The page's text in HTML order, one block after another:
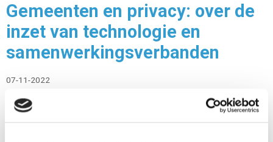
Gemeenten en privacy: over de
inzet van technologie en
samenwerkingsverbanden
07-11-2022
Deze handreiking ondersteunt